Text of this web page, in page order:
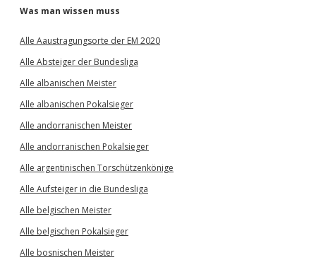
Was man wissen muss
Alle Aaustragungsorte der EM 2020
Alle Absteiger der Bundesliga
Alle albanischen Meister
Alle albanischen Pokalsieger
Alle andorranischen Meister
Alle andorranischen Pokalsieger
Alle argentinischen Torschützenkönige
Alle Aufsteiger in die Bundesliga
Alle belgischen Meister
Alle belgischen Pokalsieger
Alle bosnischen Meister